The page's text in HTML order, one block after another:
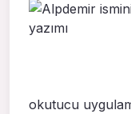
okutucu